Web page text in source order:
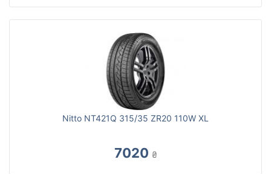
Nitto NT421Q 315/35 ZR20 110W XL
7020 ₴